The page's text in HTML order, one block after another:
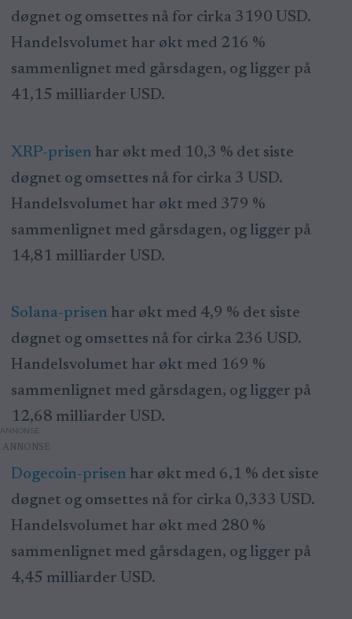
døgnet og omsettes nå for cirka 3190 USD.
Handelsvolumet har økt med 216 %
sammenlignet med gårsdagen, og ligger på
41,15 milliarder USD.
XRP-prisen har økt med 10,3 % det siste
døgnet og omsettes nå for cirka 3 USD.
Handelsvolumet har økt med 379 %
sammenlignet med gårsdagen, og ligger på
14,81 milliarder USD.
Solana-prisen har økt med 4,9 % det siste
døgnet og omsettes nå for cirka 236 USD.
Handelsvolumet har økt med 169 %
sammenlignet med gårsdagen, og ligger på
12,68 milliarder USD.
ANNONSE
Dogecoin-prisen har økt med 6,1 % det siste
døgnet og omsettes nå for cirka 0,333 USD.
Handelsvolumet har økt med 280 %
sammenlignet med gårsdagen, og ligger på
4,45 milliarder USD.